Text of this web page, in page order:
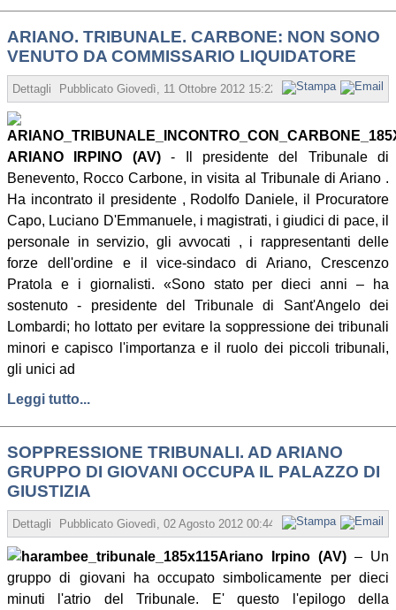
ARIANO. TRIBUNALE. CARBONE: NON SONO
VENUTO DA COMMISSARIO LIQUIDATORE
Dettagli Pubblicato Giovedì, 11 Ottobre 2012 15:22 Scritto da Vincenzo
ARIANO IRPINO (AV)- Il presidente del Tribunale di
Benevento, Rocco Carbone, in visita al Tribunale di Ariano .
Ha incontrato il presidente , Rodolfo Daniele, il Procuratore
Capo, Luciano D'Emmanuele, i magistrati, i giudici di pace, il
personale in servizio, gli avvocati , i rappresentanti delle
forze dell'ordine e il vice-sindaco di Ariano, Crescenzo
Pratola e i giornalisti. «Sono stato per dieci anni – ha
sostenuto - presidente del Tribunale di Sant'Angelo dei
Lombardi; ho lottato per evitare la soppressione dei tribunali
minori e capisco l'importanza e il ruolo dei piccoli tribunali,
gli unici ad
Leggi tutto...
SOPPRESSIONE TRIBUNALI. AD ARIANO
GRUPPO DI GIOVANI OCCUPA IL PALAZZO DI
GIUSTIZIA
Dettagli Pubblicato Giovedì, 02 Agosto 2012 00:44 Scritto da Angelo
Ariano Irpino (AV) – Un
gruppo di giovani ha occupato simbolicamente per dieci
minuti l'atrio del Tribunale. E' questo l'epilogo della